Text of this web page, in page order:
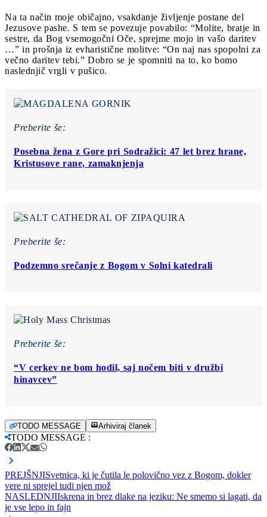
Na ta način moje običajno, vsakdanje življenje postane del
Jezusove pashe. S tem se povezuje povabilo: “Molite, bratje in
sestre, da Bog vsemogočni Oče, sprejme mojo in vašo daritev
…” in prošnja iz evharistične molitve: “On naj nas spopolni za
večno daritev tebi.” Dobro se je spomniti na to, ko bomo
naslednjič vrgli v pušico.
Preberite še:
Posebna žena z Gore pri Sodražici: 47 let brez hrane,
Kristusove rane, zamaknjenja
Preberite še:
Podzemno srečanje z Bogom v Solni katedrali
Preberite še:
“V cerkev ne bom hodil, saj nočem biti v družbi
hinavcev”
TODO MESSAGE Arhiviraj članek
TODO MESSAGE :
PREJŠNJISvetnica, ki je čutila le polovično vez z Bogom, dokler
vere ni sprejel tudi njen mož
NASLEDNJIIskrena in brez dlake na jeziku: Ne smemo si lagati, da
je vse lepo in fajn